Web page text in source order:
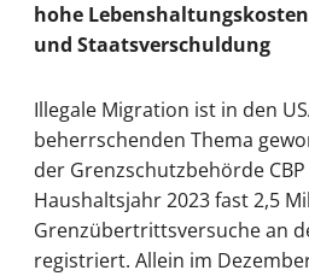
hohe
und Staatsverschuldung
Illegale Migration ist in den
beherrschenden Thema
der Grenzschutzbehörde
Haushaltsjahr 2023 fast 2,5
Grenzübertrittsversuche an
registriert. Allein im